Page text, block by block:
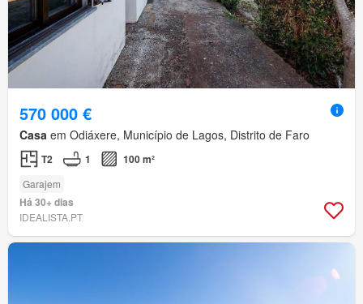
570 000 €
Casa em Odiáxere, Município de Lagos, Distrito de Faro
T2 1 100 m²
Garajem
Há 30+ dias
IDEALISTA.PT